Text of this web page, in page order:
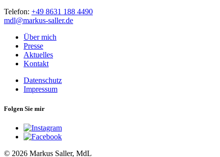
Telefon: +49 8631 188 4490
mdl@markus-saller.de
Über mich
Presse
Aktuelles
Kontakt
Datenschutz
Impressum
Folgen Sie mir
© 2026 Markus Saller, MdL